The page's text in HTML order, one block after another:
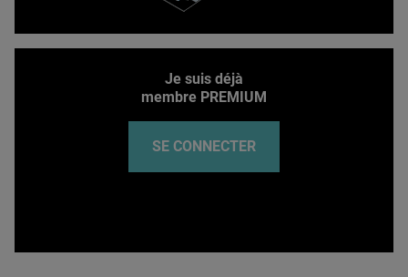
Je suis déjà
membre PREMIUM
SE CONNECTER